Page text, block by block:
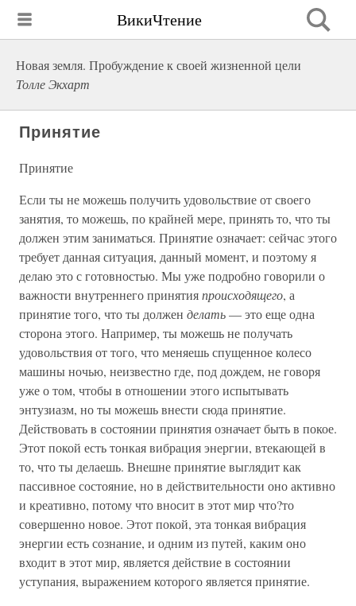
ВикиЧтение
Новая земля. Пробуждение к своей жизненной цели
Толле Экхарт
Принятие
Принятие
Если ты не можешь получить удовольствие от своего
занятия, то можешь, по крайней мере, принять то, что ты
должен этим заниматься. Принятие означает: сейчас этого
требует данная ситуация, данный момент, и поэтому я
делаю это с готовностью. Мы уже подробно говорили о
важности внутреннего принятияпроисходящего, а
принятие того, что ты должен делать— это еще одна
сторона этого. Например, ты можешь не получать
удовольствия от того, что меняешь спущенное колесо
машины ночью, неизвестно где, под дождем, не говоря
уже о том, чтобы в отношении этого испытывать
энтузиазм, но ты можешь внести сюда принятие.
Действовать в состоянии принятия означает быть в покое.
Этот покой есть тонкая вибрация энергии, втекающей в
то, что ты делаешь. Внешне принятие выглядит как
пассивное состояние, но в действительности оно активно
и креативно, потому что вносит в этот мир что?то
совершенно новое. Этот покой, эта тонкая вибрация
энергии есть сознание, и одним из путей, каким оно
входит в этот мир, является действие в состоянии
уступания, выражением которого является принятие.